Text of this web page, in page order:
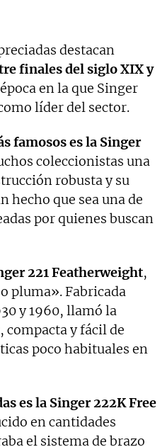
destacan
finales del siglo XIX y
en la que Singer
líder del sector.
famosos es la Singer
coleccionistas una
robusta y su
hecho que sea una de
por quienes buscan
221 Featherweight,
pluma». Fabricada
y 1960, llamó la
compacta y fácil de
poco habituales en
es la Singer 222K Free
en cantidades
el sistema de brazo